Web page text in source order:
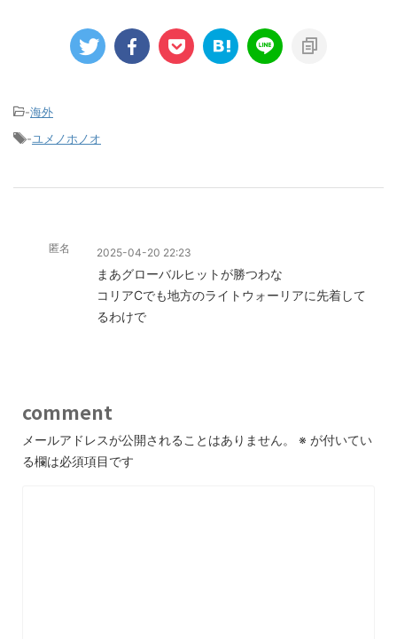
-海外
-ユメノホノオ
匿名 2025-04-20 22:23
まあグローバルヒットが勝つわな
コリアCでも地方のライトウォーリアに先着して
るわけで
comment
メールアドレスが公開されることはありません。 ※ が付いてい
る欄は必須項目です